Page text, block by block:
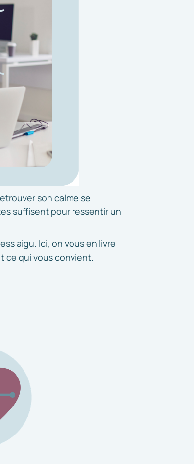
son calme se
suffisent pour ressentir un
aigu. Ici, on vous en livre
ce qui vous convient.